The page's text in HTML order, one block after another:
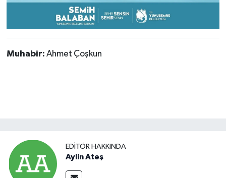
Muhabir: Ahmet Çoşkun
EDITÖR HAKKINDA
Aylin Ateş